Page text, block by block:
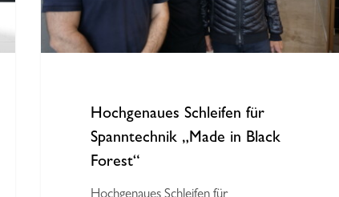
Forest“
Hochgenaues Schleifen für
Spanntechnik „Made in Black
Forest“